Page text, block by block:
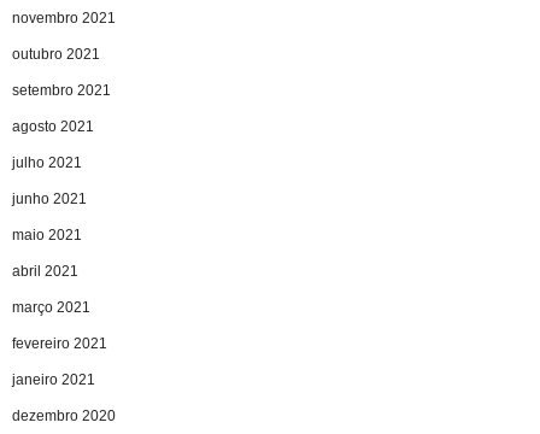
novembro 2021
outubro 2021
setembro 2021
agosto 2021
julho 2021
junho 2021
maio 2021
abril 2021
março 2021
fevereiro 2021
janeiro 2021
dezembro 2020